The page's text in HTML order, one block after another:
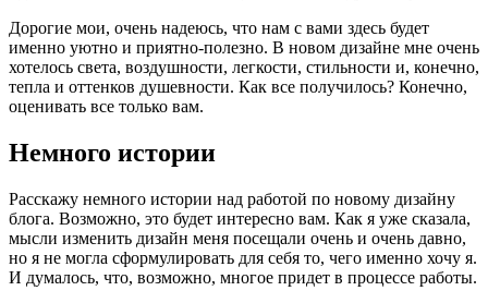
Дорогие мои, очень надеюсь, что нам с вами здесь будет
именно уютно и приятно-полезно. В новом дизайне мне очень
хотелось света, воздушности, легкости, стильности и, конечно,
тепла и оттенков душевности. Как все получилось? Конечно,
оценивать все только вам.
Немного истории
Расскажу немного истории над работой по новому дизайну
блога. Возможно, это будет интересно вам. Как я уже сказала,
мысли изменить дизайн меня посещали очень и очень давно,
но я не могла сформулировать для себя то, чего именно хочу я.
И думалось, что, возможно, многое придет в процессе работы.